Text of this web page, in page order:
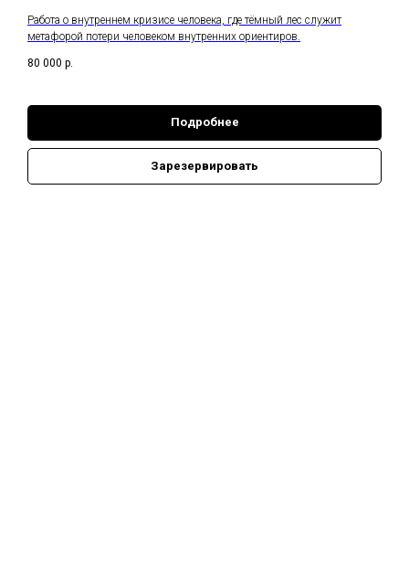
Работа о внутреннем кризисе человека, где тёмный лес служит
метафорой потери человеком внутренних ориентиров.
80 000 р.
Подробнее
Зарезервировать